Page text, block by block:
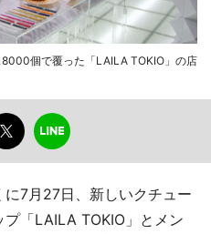
個で覆った「LAILA TOKIO」の店
7月27日、新しいクチュー
「LAILA TOKIO」とメン